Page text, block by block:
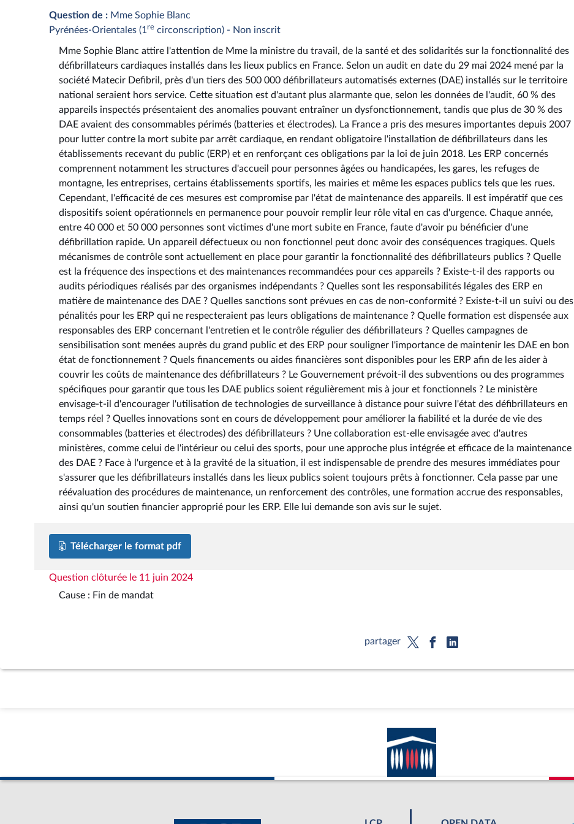
Question de : Mme Sophie Blanc
Pyrénées-Orientales (1 re circonscription) - Non inscrit
Mme Sophie Blanc attire l'attention de Mme la ministre du travail, de la santé et des solidarités sur la fonctionnalité des
défibrillateurs cardiaques installés dans les lieux publics en France. Selon un audit en date du 29 mai 2024 mené par la
société Matecir Defibril, près d'un tiers des 500 000 défibrillateurs automatisés externes (DAE) installés sur le territoire
national seraient hors service. Cette situation est d'autant plus alarmante que, selon les données de l'audit, 60 % des
appareils inspectés présentaient des anomalies pouvant entraîner un dysfonctionnement, tandis que plus de 30 % des
DAE avaient des consommables périmés (batteries et électrodes). La France a pris des mesures importantes depuis 2007
pour lutter contre la mort subite par arrêt cardiaque, en rendant obligatoire l'installation de défibrillateurs dans les
établissements recevant du public (ERP) et en renforçant ces obligations par la loi de juin 2018. Les ERP concernés
comprennent notamment les structures d'accueil pour personnes âgées ou handicapées, les gares, les refuges de
montagne, les entreprises, certains établissements sportifs, les mairies et même les espaces publics tels que les rues.
Cependant, l'efficacité de ces mesures est compromise par l'état de maintenance des appareils. Il est impératif que ces
dispositifs soient opérationnels en permanence pour pouvoir remplir leur rôle vital en cas d'urgence. Chaque année,
entre 40 000 et 50 000 personnes sont victimes d'une mort subite en France, faute d'avoir pu bénéficier d'une
défibrillation rapide. Un appareil défectueux ou non fonctionnel peut donc avoir des conséquences tragiques. Quels
mécanismes de contrôle sont actuellement en place pour garantir la fonctionnalité des défibrillateurs publics ? Quelle
est la fréquence des inspections et des maintenances recommandées pour ces appareils ? Existe-t-il des rapports ou
audits périodiques réalisés par des organismes indépendants ? Quelles sont les responsabilités légales des ERP en
matière de maintenance des DAE ? Quelles sanctions sont prévues en cas de non-conformité ? Existe-t-il un suivi ou des
pénalités pour les ERP qui ne respecteraient pas leurs obligations de maintenance ? Quelle formation est dispensée aux
responsables des ERP concernant l'entretien et le contrôle régulier des défibrillateurs ? Quelles campagnes de
sensibilisation sont menées auprès du grand public et des ERP pour souligner l'importance de maintenir les DAE en bon
état de fonctionnement ? Quels financements ou aides financières sont disponibles pour les ERP afin de les aider à
couvrir les coûts de maintenance des défibrillateurs ? Le Gouvernement prévoit-il des subventions ou des programmes
spécifiques pour garantir que tous les DAE publics soient régulièrement mis à jour et fonctionnels ? Le ministère
envisage-t-il d'encourager l'utilisation de technologies de surveillance à distance pour suivre l'état des défibrillateurs en
temps réel ? Quelles innovations sont en cours de développement pour améliorer la fiabilité et la durée de vie des
consommables (batteries et électrodes) des défibrillateurs ? Une collaboration est-elle envisagée avec d'autres
ministères, comme celui de l'intérieur ou celui des sports, pour une approche plus intégrée et efficace de la maintenance
des DAE ? Face à l'urgence et à la gravité de la situation, il est indispensable de prendre des mesures immédiates pour
s'assurer que les défibrillateurs installés dans les lieux publics soient toujours prêts à fonctionner. Cela passe par une
réévaluation des procédures de maintenance, un renforcement des contrôles, une formation accrue des responsables,
ainsi qu'un soutien financier approprié pour les ERP. Elle lui demande son avis sur le sujet.
Télécharger le format pdf
Question clôturée le 11 juin 2024
Cause : Fin de mandat
partager